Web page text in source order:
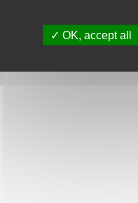
OK, accept all